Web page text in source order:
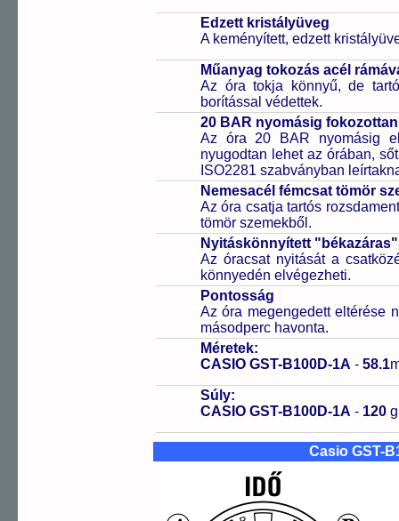
Edzett kristályüveg
A keményített, edzett
Műanyag tokozás acél
Az óra tokja könnyű, de
borítással védettek.
20 BAR nyomásig
Az óra 20 BAR nyomásig
nyugodtan lehet az órában,
ISO2281 szabványban
Nemesacél fémcsat tömör
Az óra csatja tartós
tömör szemekből.
Nyitáskönnyített
Az óracsat nyitását a
könnyedén elvégezheti.
Pontosság
Az óra megengedett eltérése
másodperc havonta.
Méretek:
CASIO GST-B100D-1A - 58.1
Súly:
CASIO GST-B100D-1A - 120
Casio GST-